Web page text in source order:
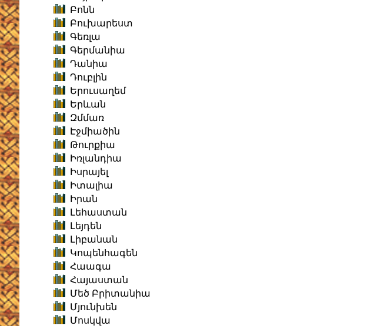
Բոնն
Բուխարեստ
Գեռլա
Գերմանիա
Դանիա
Դուբլին
Երուսաղեմ
Երևան
Զմմառ
Էջմիածին
Թուրքիա
Իռլանդիա
Իսրայել
Իտալիա
Իրան
Լեհաստան
Լեյդեն
Լիբանան
Կոպենհագեն
Հաագա
Հայաստան
Մեծ Բրիտանիա
Մյունխեն
Մոսկվա